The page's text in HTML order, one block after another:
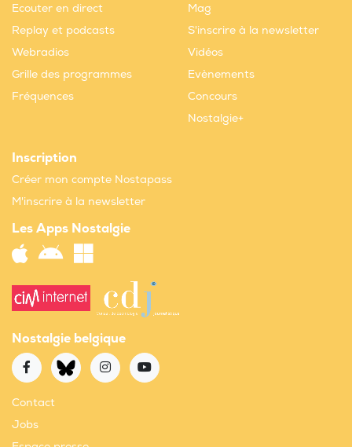
Ecouter en direct
Replay et podcasts
Webradios
Grille des programmes
Fréquences
Mag
S'inscrire à la newsletter
Vidéos
Evènements
Concours
Nostalgie+
Inscription
Créer mon compte Nostapass
M'inscrire à la newsletter
Les Apps Nostalgie
Nostalgie belgique
Contact
Jobs